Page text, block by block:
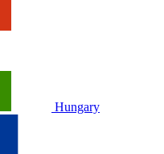
Hungary